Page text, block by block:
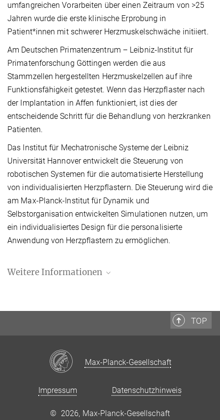
umfangreichen Vorarbeiten über einen Zeitraum von >25
Jahren wurde die erste klinische Erprobung in
Patient*innen mit schwerer Herzmuskelschwäche initiiert.
Am Deutschen Primatenzentrum – Leibniz-Institut für
Primatenforschung Göttingen werden die aus
Stammzellen hergestellten Herzmuskelzellen auf ihre
Funktionsfähigkeit getestet. Wenn das Herzpflaster nach
der Implantation in Affen funktioniert, ist dies der
entscheidende Schritt für die Behandlung von herzkranken
Patienten.
Das Institut für Mechatronische Systeme der Leibniz
Universität Hannover entwickelt die Steuerung von
robotischen Systemen für die automatisierte Herstellung
von individualisierten Herzpflastern. Die Steuerung wird die
am Max-Planck-Institut für Dynamik und
Selbstorganisation entwickelten Simulationen nutzen, um
ein individualisiertes Design für die personalisierte
Anwendung von Herzpflastern zu ermöglichen.
Weitere Informationen
1 x Bauchspeicheldrüse"
Meldung auf der Seite des Bundesministeriums für Bildung und
TOP
Max-Planck-Gesellschaft
Impressum Datenschutzhinweis
© 2026, Max-Planck-Gesellschaft